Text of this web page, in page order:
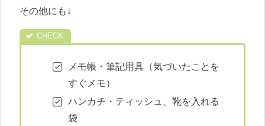
その他にも↓
メモ帳・筆記用具（気づいたことを
すぐメモ）
ハンカチ・ティッシュ、靴を入れる
袋